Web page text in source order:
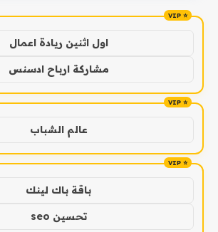
اول اثنين ريادة اعمال
مشاركة ارباح ادسنس
عالم الشباب
باقة باك لينك
تحسين seo